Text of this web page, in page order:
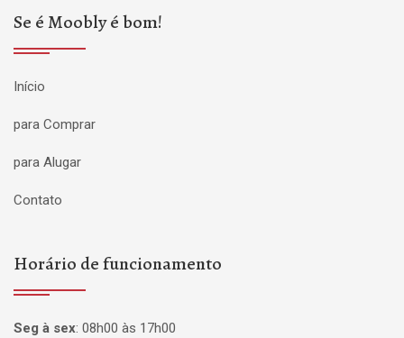
Se é Moobly é bom!
Início
para Comprar
para Alugar
Contato
Horário de funcionamento
Seg à sex: 08h00 às 17h00